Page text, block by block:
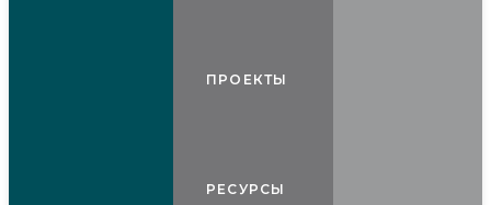
ПРОЕКТЫ
РЕСУРСЫ